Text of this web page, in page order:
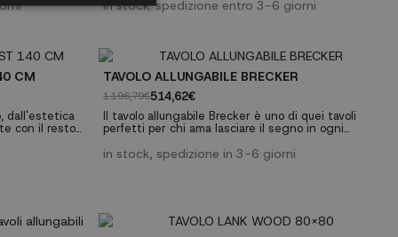
per
lo
uno spazio generoso per condividere momenti
speciali attorno al tavolo. Caratteristiche tecniche:
contemporaneo.
in stock: spedizione entro 3-6 giorni
CM
dall'estetica
con il resto
un mobile
TAVOLO ALLUNGABILE BRECKER
1.196,79€514,62€
Il tavolo allungabile Brecker è uno di quei tavoli
perfetti per chi ama lasciare il segno in ogni
combinazione di legno e metallo e l'audacia del suo
design, fanno di questo mobile un elemento
in stock, spedizione in 3-6 giorni